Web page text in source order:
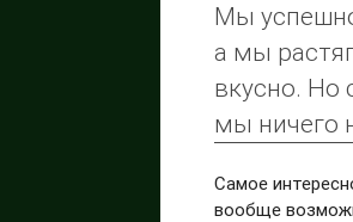
Мы
а мы
вкусно. Но
мы ничего
Самое
вообще